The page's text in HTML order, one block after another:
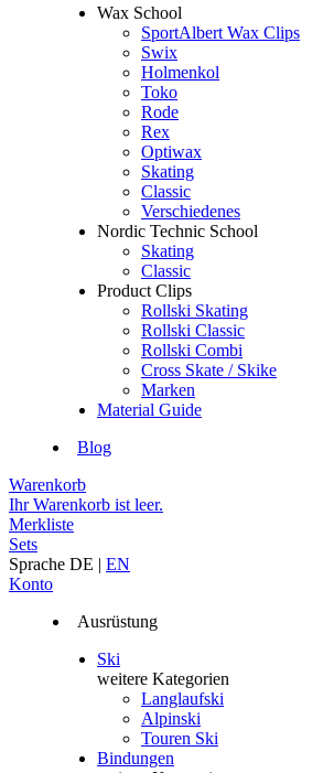
Wax School
SportAlbert Wax Clips
Swix
Holmenkol
Toko
Rode
Rex
Optiwax
Skating
Classic
Verschiedenes
Nordic Technic School
Skating
Classic
Product Clips
Rollski Skating
Rollski Classic
Rollski Combi
Cross Skate / Skike
Marken
Material Guide
Blog
Warenkorb
Ihr Warenkorb ist leer.
Merkliste
Sets
Sprache DE | EN
Konto
Ausrüstung
Ski
weitere Kategorien
Langlaufski
Alpinski
Touren Ski
Bindungen